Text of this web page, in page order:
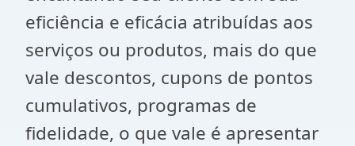
eficiência e eficácia atribuídas aos
serviços ou produtos, mais do que
vale descontos, cupons de pontos
cumulativos, programas de
fidelidade, o que vale é apresentar